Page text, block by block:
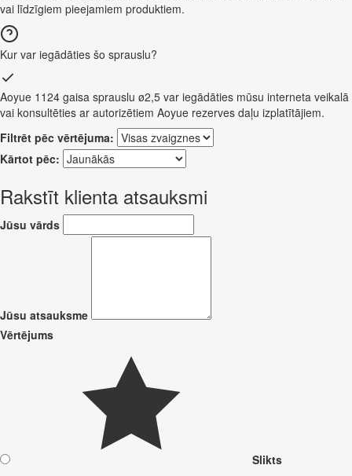
vai līdzīgiem pieejamiem produktiem.
Kur var iegādāties šo sprauslu?
Aoyue 1124 gaisa sprauslu ø2,5 var iegādāties mūsu interneta veikalā
vai konsultēties ar autorizētiem Aoyue rezerves daļu izplatītājiem.
Filtrēt pēc vērtējuma:
Kārtot pēc:
Rakstīt klienta atsauksmi
Jūsu vārds
Jūsu atsauksme
Vērtējums
Slikts